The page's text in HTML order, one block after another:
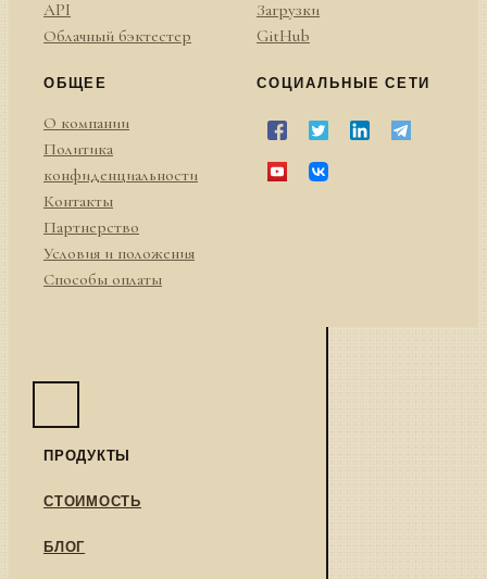
API
Облачный бэктестер
Загрузки
GitHub
ОБЩЕЕ
О компании
Политика
конфиденциальности
Контакты
Партнерство
Условия и положения
Способы оплаты
СОЦИАЛЬНЫЕ СЕТИ
ПРОДУКТЫ
СТОИМОСТЬ
БЛОГ